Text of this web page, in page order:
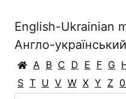
English-Ukrainian
Англо-
A B C D E F G
S T U V W X Y Z